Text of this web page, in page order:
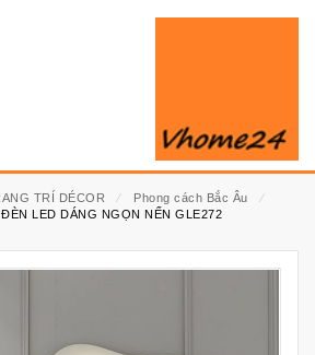
TRÍ DÉCOR ⁄ Phong cách Bắc Âu
⁄
LED DÁNG NGỌN NẾN GLE272